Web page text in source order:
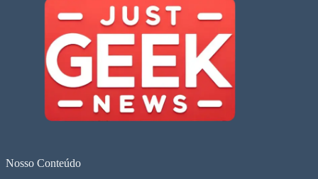
Nosso Conteúdo